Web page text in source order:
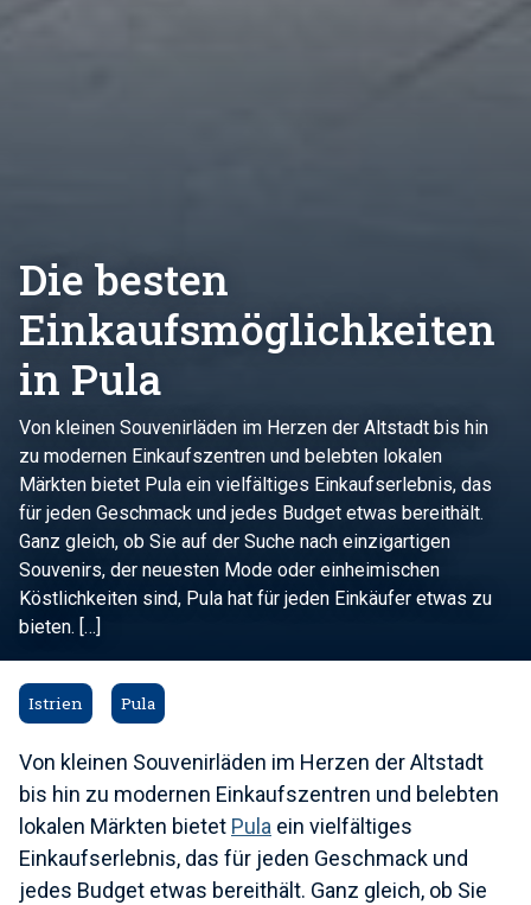
Die besten
Einkaufsmöglichkeiten
in Pula
Von kleinen Souvenirläden im Herzen der Altstadt bis hin
zu modernen Einkaufszentren und belebten lokalen
Märkten bietet Pula ein vielfältiges Einkaufserlebnis, das
für jeden Geschmack und jedes Budget etwas bereithält.
Ganz gleich, ob Sie auf der Suche nach einzigartigen
Souvenirs, der neuesten Mode oder einheimischen
Köstlichkeiten sind, Pula hat für jeden Einkäufer etwas zu
bieten. […]
Istrien Pula
Von kleinen Souvenirläden im Herzen der Altstadt
bis hin zu modernen Einkaufszentren und belebten
lokalen Märkten bietet Pula ein vielfältiges
Einkaufserlebnis, das für jeden Geschmack und
jedes Budget etwas bereithält. Ganz gleich, ob Sie